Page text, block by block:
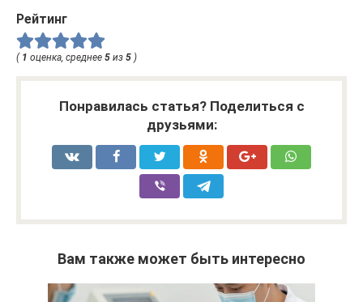
Рейтинг
( 1 оценка, среднее 5 из 5 )
Понравилась статья? Поделиться с
друзьями:
Вам также может быть интересно